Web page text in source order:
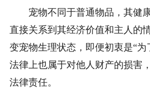
宠物不同于普通物品，其健
直接关系到其经济价值和主人的
变宠物生理状态，即便初衷是“为
法律上也属于对他人财产的损害
法律责任。